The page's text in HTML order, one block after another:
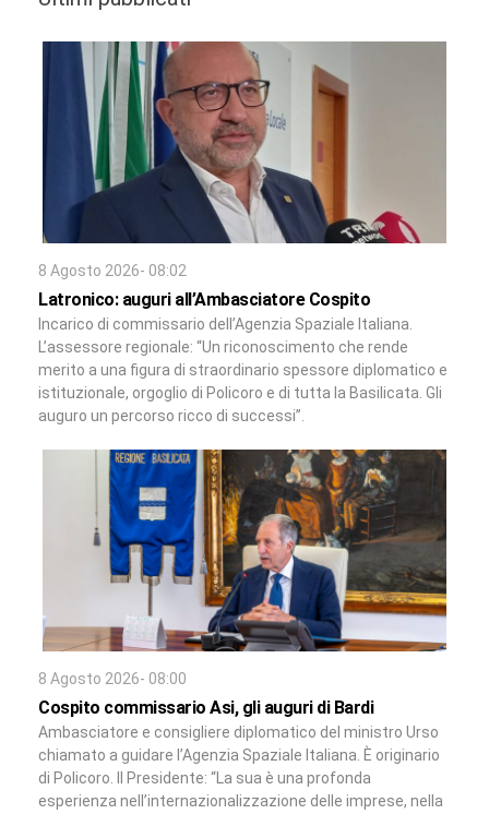
8 Agosto 2026- 08:02
Latronico: auguri all’Ambasciatore Cospito
Incarico di commissario dell’Agenzia Spaziale Italiana.
L’assessore regionale: “Un riconoscimento che rende
merito a una figura di straordinario spessore diplomatico e
istituzionale, orgoglio di Policoro e di tutta la Basilicata. Gli
auguro un percorso ricco di successi”.
8 Agosto 2026- 08:00
Cospito commissario Asi, gli auguri di Bardi
Ambasciatore e consigliere diplomatico del ministro Urso
chiamato a guidare l’Agenzia Spaziale Italiana. È originario
di Policoro. Il Presidente: “La sua è una profonda
esperienza nell’internazionalizzazione delle imprese, nella